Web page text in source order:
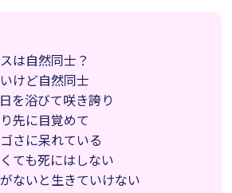
は自然同士？
けど自然同士
を浴びて咲き誇り
先に目覚めて
さに呆れている
ても死にはしない
ないと生きていけない